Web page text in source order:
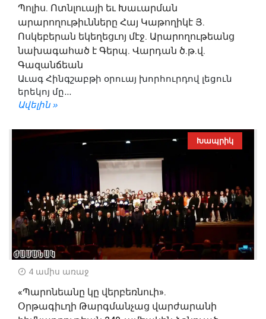
Պոլիս. Ոտնլուայի եւ Խաւարման
արարողութիւնները Հայ Կաթողիկէ Յ.
Ոսկեբերան եկեղեցւոյ մէջ. Արարողութեանց
նախագահած է Գերպ. Վարդան ծ.թ.վ.
Գազանճեան
Աւագ Հինգշաբթի օրուայ խորհուրդով լեցուն
երեկոյ մը...
Ավելին »
Խապրիկ
4 ամիս առաջ
«Պարոնեանը կը վերբեռնուի».
Օրթագիւղի Թարգմանչաց վարժարանի